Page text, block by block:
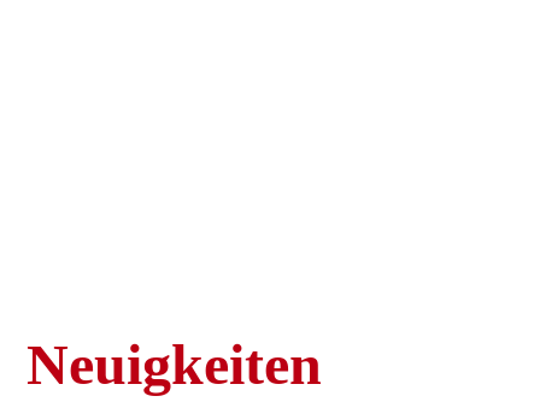
Neuigkeiten